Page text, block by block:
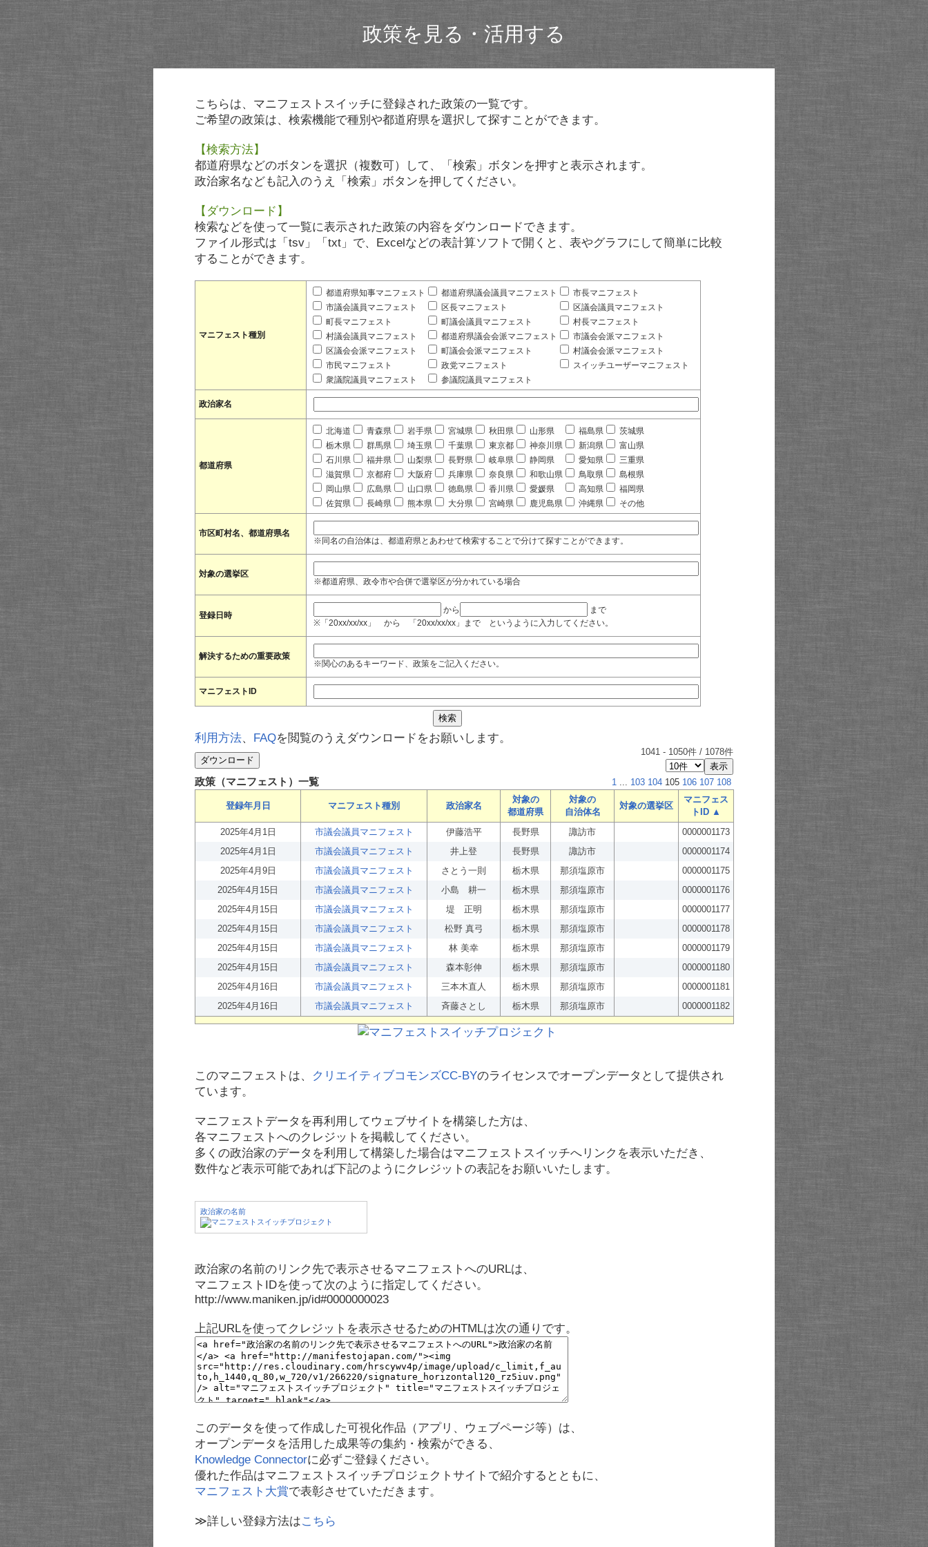
政策を見る・活用する
こちらは、マニフェストスイッチに登録された政策の一覧です。
ご希望の政策は、検索機能で種別や都道府県を選択して探すことができます。
【検索方法】
都道府県などのボタンを選択（複数可）して、「検索」ボタンを押すと表示されます。
政治家名なども記入のうえ「検索」ボタンを押してください。
【ダウンロード】
検索などを使って一覧に表示された政策の内容をダウンロードできます。
ファイル形式は「tsv」「txt」で、Excelなどの表計算ソフトで開くと、表やグラフにして簡単に比較
することができます。
マニフェスト種別
都道府県知事マニフェスト 都道府県議会議員マニフェスト
市長マニフェスト
市議会議員マニフェスト
区長マニフェスト
区議会議員マニフェスト
町長マニフェスト
町議会議員マニフェスト
村長マニフェスト
村議会議員マニフェスト
都道府県議会会派マニフェスト
市議会会派マニフェスト
区議会会派マニフェスト
町議会会派マニフェスト
村議会会派マニフェスト
市民マニフェスト
政党マニフェスト
スイッチユーザーマニフェスト
衆議院議員マニフェスト
参議院議員マニフェスト
政治家名
都道府県
北海道 青森県 岩手県 宮城県 秋田県 山形県 福島県
茨城県
栃木県
群馬県 埼玉県 千葉県 東京都 神奈川県 新潟県
富山県
石川県
福井県 山梨県 長野県 岐阜県 静岡県 愛知県
三重県
滋賀県
京都府 大阪府 兵庫県 奈良県 和歌山県 鳥取県
島根県
岡山県
広島県 山口県 徳島県 香川県 愛媛県 高知県
福岡県
佐賀県
長崎県 熊本県 大分県 宮崎県 鹿児島県 沖縄県 その他
市区町村名、都道府県名
※同名の自治体は、都道府県とあわせて検索することで分けて探すことができます。
対象の選挙区
※都道府県、政令市や合併で選挙区が分かれている場合
登録日時
から
まで
※「20xx/xx/xx」 から 「20xx/xx/xx」まで というように入力してください。
解決するための重要政策
※関心のあるキーワード、政策をご記入ください。
マニフェストID
利用方法、 FAQを閲覧のうえダウンロードをお願いします。
1041 - 1050件 / 1078件
政策（マニフェスト）一覧 1 ... 103 104 105 106 107 108
登録年月日 マニフェスト種別 政治家名
対象の
都道府県
対象の
自治体名
対象の選挙区
マニフェス
トID ▲
2025年4月1日
市議会議員マニフェスト 伊藤浩平 長野県 諏訪市
0000001173
2025年4月1日
市議会議員マニフェスト 井上登 長野県 諏訪市
0000001174
2025年4月9日
市議会議員マニフェスト さとう一則 栃木県 那須塩原市
0000001175
2025年4月15日
市議会議員マニフェスト 小島 耕一 栃木県 那須塩原市
0000001176
2025年4月15日
市議会議員マニフェスト 堤 正明 栃木県 那須塩原市
0000001177
2025年4月15日
市議会議員マニフェスト 松野 真弓 栃木県 那須塩原市
0000001178
2025年4月15日
市議会議員マニフェスト 林 美幸 栃木県 那須塩原市
0000001179
2025年4月15日
市議会議員マニフェスト 森本彰伸 栃木県 那須塩原市
0000001180
2025年4月16日
市議会議員マニフェスト 三本木直人 栃木県 那須塩原市
0000001181
2025年4月16日
市議会議員マニフェスト 斉藤さとし 栃木県 那須塩原市 0000001182
このマニフェストは、 クリエイティブコモンズCC-BYのライセンスでオープンデータとして提供され
ています。
マニフェストデータを再利用してウェブサイトを構築した方は、
各マニフェストへのクレジットを掲載してください。
多くの政治家のデータを利用して構築した場合はマニフェストスイッチへリンクを表示いただき、
数件など表示可能であれば下記のようにクレジットの表記をお願いいたします。
政治家の名前
政治家の名前のリンク先で表示させるマニフェストへのURLは、
マニフェストIDを使って次のように指定してください。
http://www.maniken.jp/id#0000000023
上記URLを使ってクレジットを表示させるためのHTMLは次の通りです。
このデータを使って作成した可視化作品（アプリ、ウェブページ等）は、
オープンデータを活用した成果等の集約・検索ができる、
Knowledge Connectorに必ずご登録ください。
優れた作品はマニフェストスイッチプロジェクトサイトで紹介するとともに、
マニフェスト大賞で表彰させていただきます。
≫詳しい登録方法はこちら